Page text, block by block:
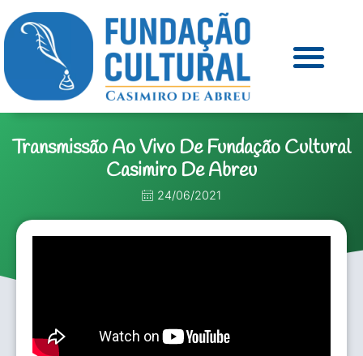
Transmissão Ao Vivo De Fundação Cultural
Casimiro De Abreu
24/06/2021